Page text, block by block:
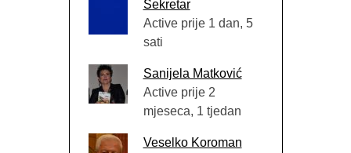
Sekretar
Active prije 1 dan, 5
sati
Sanijela Matković
Active prije 2
mjeseca, 1 tjedan
Veselko Koroman